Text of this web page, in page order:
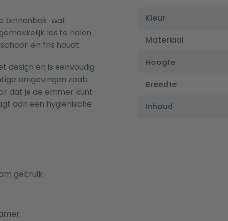
binnenbak wat
los te halen
en fris houdt.
design en is eenvoudig
omgevingen zoals
dat je de emmer kunt
aan een hygiënische
gebruik
Kleur
Materiaal
Hoogte
Breedte
Inhoud